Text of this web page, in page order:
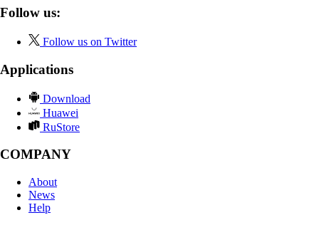
Follow us:
Follow us on Twitter
Applications
Download
Huawei
RuStore
COMPANY
About
News
Help